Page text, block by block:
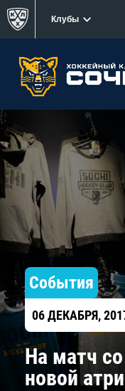
Клубы
События
06 ДЕКАБРЯ,
На матч
новой